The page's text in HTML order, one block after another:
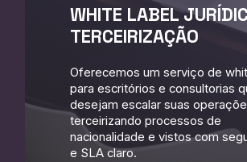
WHITE LABEL
TERCEIRIZAÇÃO
Oferecemos um serviço de
para escritórios e consultorias
desejam escalar suas
terceirizando processos de
nacionalidade e vistos com
e SLA claro.